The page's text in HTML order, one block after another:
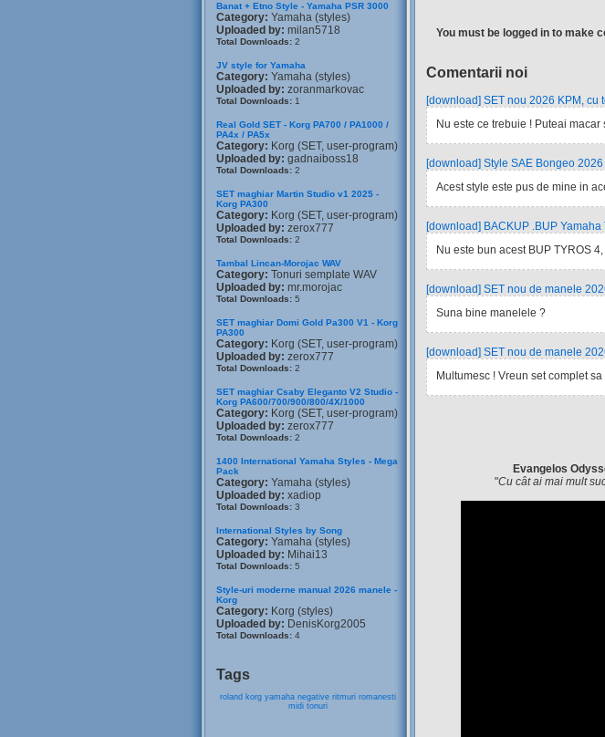
Banat + Etno Style - Yamaha PSR 3000
Category: Yamaha (styles)
Uploaded by: milan5718
Total Downloads: 2
JV style for Yamaha
Category: Yamaha (styles)
Uploaded by: zoranmarkovac
Total Downloads: 1
Real Gold SET - Korg PA700 / PA1000 /
PA4x / PA5x
Category: Korg (SET, user-program)
Uploaded by: gadnaiboss18
Total Downloads: 2
SET maghiar Martin Studio v1 2025 -
Korg PA300
Category: Korg (SET, user-program)
Uploaded by: zerox777
Total Downloads: 2
Tambal Lincan-Morojac WAV
Category: Tonuri semplate WAV
Uploaded by: mr.morojac
Total Downloads: 5
SET maghiar Domi Gold Pa300 V1 - Korg
PA300
Category: Korg (SET, user-program)
Uploaded by: zerox777
Total Downloads: 2
SET maghiar Csaby Eleganto V2 Studio -
Korg PA600/700/900/800/4X/1000
Category: Korg (SET, user-program)
Uploaded by: zerox777
Total Downloads: 2
1400 International Yamaha Styles - Mega
Pack
Category: Yamaha (styles)
Uploaded by: xadiop
Total Downloads: 3
International Styles by Song
Category: Yamaha (styles)
Uploaded by: Mihai13
Total Downloads: 5
Style-uri moderne manual 2026 manele -
Korg
Category: Korg (styles)
Uploaded by: DenisKorg2005
Total Downloads: 4
Tags
roland korg yamaha negative ritmuri romanesti
midi tonuri
You must be logged in to make
Comentarii noi
[download] SET nou 2026 KPM, cu
Nu este ce trebuie ! Puteai macar
[download] Style SAE Bongeo
Acest style este pus de mine in
[download] BACKUP .BUP Yamaha
Nu este bun acest BUP TYROS
[download] SET nou de manele
Suna bine manelele ?
[download] SET nou de manele
Multumesc ! Vreun set complet
Evangelos
"Cu cât ai mai mult